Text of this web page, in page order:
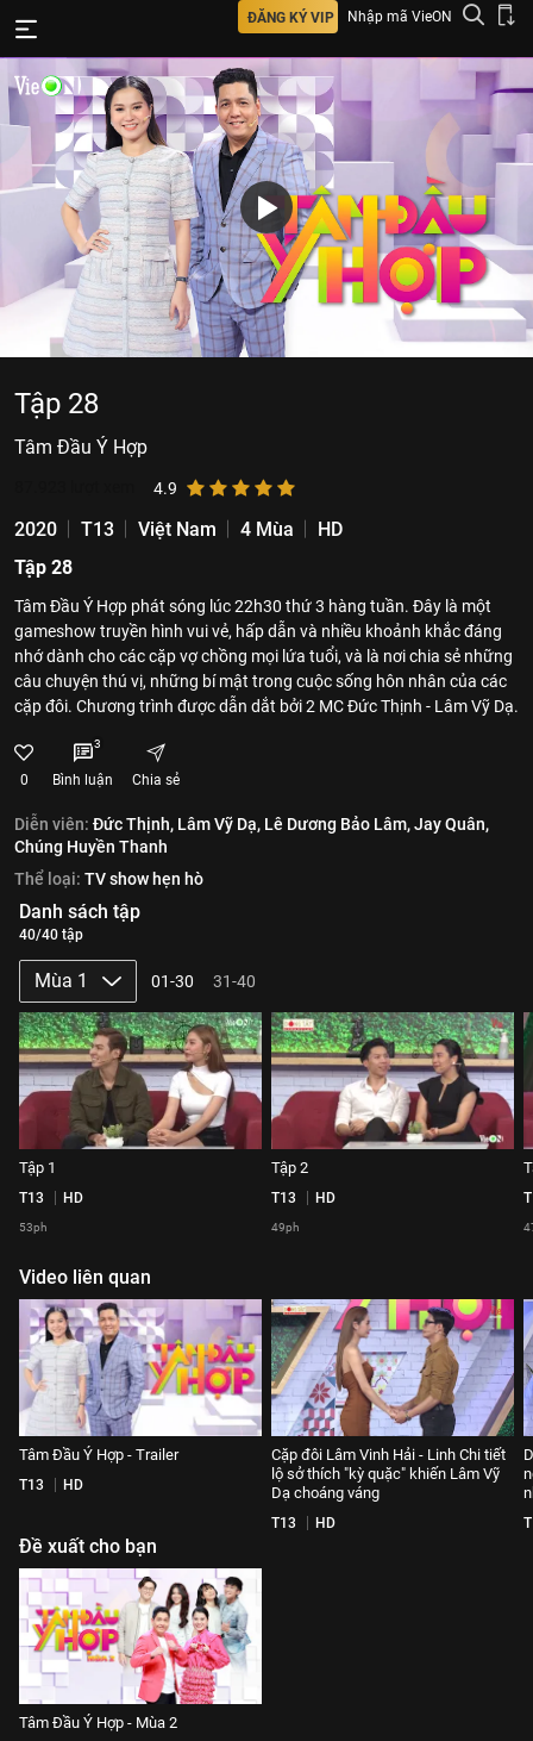
ĐĂNG KÝ VIP Nhập mã VieON
Tập 28
Tâm Đầu Ý Hợp
4.9
2020 T13 Việt Nam 4 Mùa
HD
Tập 28
Tâm Đầu Ý Hợp phát sóng lúc 22h30 thứ 3 hàng tuần. Đây là một
gameshow truyền hình vui vẻ, hấp dẫn và nhiều khoảnh khắc đáng
nhớ dành cho các cặp vợ chồng mọi lứa tuổi, và là nơi chia sẻ những
câu chuyện thú vị, những bí mật trong cuộc sống hôn nhân của các
cặp đôi. Chương trình được dẫn dắt bởi 2 MC Đức Thịnh - Lâm Vỹ Dạ.
0
3
Bình luận Chia sẻ
Diễn viên: Đức Thịnh, Lâm Vỹ Dạ, Lê Dương Bảo Lâm,Jay Quân,
Chúng Huyền Thanh
Thể loại: TV show hẹn hò
Danh sách tập
40/40 tập
Mùa 1 01-30 31-40
Tập 1
T13 HD
53ph
Tập 2
T13 HD
49ph
Video liên quan
Tâm Đầu Ý Hợp - Trailer
T13 HD
Cặp đôi Lâm Vinh Hải - Linh Chi tiết
lộ sở thích "kỳ quặc" khiến Lâm Vỹ
Dạ choáng váng
T13 HD
Đề xuất cho bạn
Tâm Đầu Ý Hợp - Mùa 2